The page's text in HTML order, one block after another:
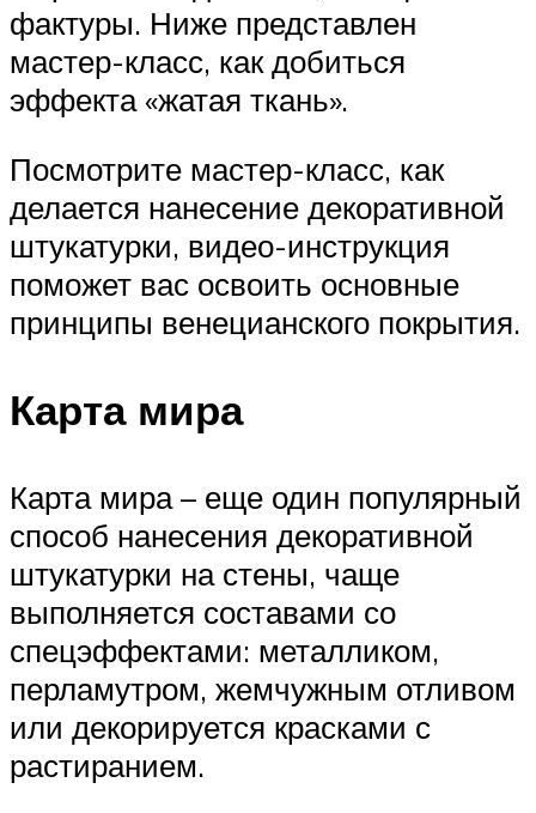
фактуры. Ниже представлен
мастер-класс, как добиться
эффекта «жатая ткань».
Посмотрите мастер-класс, как
делается нанесение декоративной
штукатурки, видео-инструкция
поможет вас освоить основные
принципы венецианского покрытия.
Карта мира
Карта мира – еще один популярный
способ нанесения декоративной
штукатурки на стены, чаще
выполняется составами со
спецэффектами: металликом,
перламутром, жемчужным отливом
или декорируется красками с
растиранием.